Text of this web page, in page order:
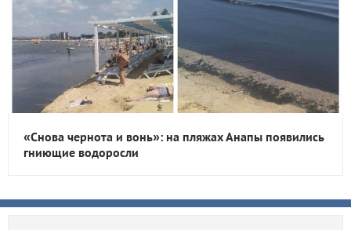
«Снова чернота и вонь»: на пляжах Анапы появились
гниющие водоросли